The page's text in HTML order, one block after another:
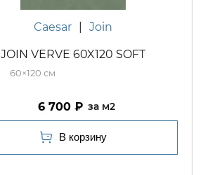
Caesar Join
JOIN VERVE 60X120 SOFT
60×120
6 700 м2